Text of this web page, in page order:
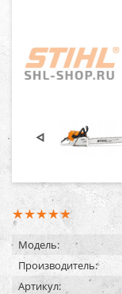
Модель:
Производитель:
Артикул: